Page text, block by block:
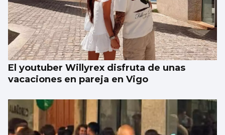
El youtuber Willyrex disfruta de unas
vacaciones en pareja en Vigo